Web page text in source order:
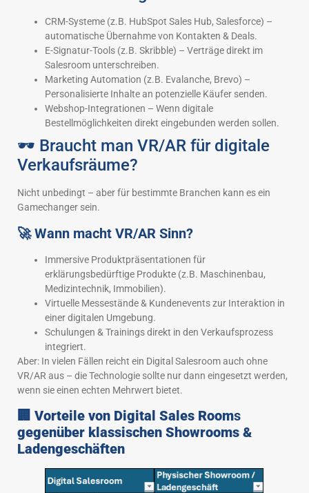
CRM-Systeme (z.B. HubSpot Sales Hub, Salesforce) –
automatische Übernahme von Kontakten & Deals.
E-Signatur-Tools (z.B. Skribble) – Verträge direkt im
Salesroom unterschreiben.
Marketing Automation (z.B. Evalanche, Brevo) –
Personalisierte Inhalte an potenzielle Käufer senden.
Webshop-Integrationen – Wenn digitale
Bestellmöglichkeiten direkt eingebunden werden sollen.
🕶️ Braucht man VR/AR für digitale
Verkaufsräume?
Nicht unbedingt – aber für bestimmte Branchen kann es ein
Gamechanger sein.
🚀 Wann macht VR/AR Sinn?
Immersive Produktpräsentationen für
erklärungsbedürftige Produkte (z.B. Maschinenbau,
Medizintechnik, Immobilien).
Virtuelle Messestände & Kundenevents zur Interaktion in
einer digitalen Umgebung.
Schulungen & Trainings direkt in den Verkaufsprozess
integriert.
Aber: In vielen Fällen reicht ein Digital Salesroom auch ohne
VR/AR aus – die Technologie sollte nur dann eingesetzt werden,
wenn sie einen echten Mehrwert bietet.
🏢 Vorteile von Digital Sales Rooms
gegenüber klassischen Showrooms &
Ladengeschäften